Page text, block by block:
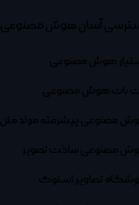
آسان هوش مصنوعی
هوش مصنوعی
بات هوش مصنوعی
مصنوعی پیشرفته مولد متن
مصنوعی ساخت تصویر
تصاویر استوک